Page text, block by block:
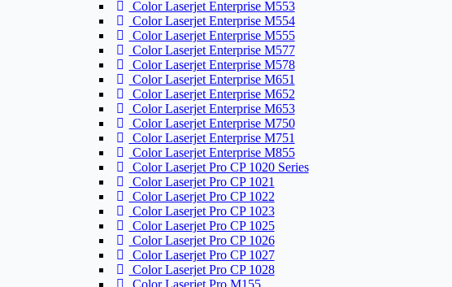
Color Laserjet Enterprise M553
Color Laserjet Enterprise M554
Color Laserjet Enterprise M555
Color Laserjet Enterprise M577
Color Laserjet Enterprise M578
Color Laserjet Enterprise M651
Color Laserjet Enterprise M652
Color Laserjet Enterprise M653
Color Laserjet Enterprise M750
Color Laserjet Enterprise M751
Color Laserjet Enterprise M855
Color Laserjet Pro CP 1020 Series
Color Laserjet Pro CP 1021
Color Laserjet Pro CP 1022
Color Laserjet Pro CP 1023
Color Laserjet Pro CP 1025
Color Laserjet Pro CP 1026
Color Laserjet Pro CP 1027
Color Laserjet Pro CP 1028
Color Laserjet Pro M155